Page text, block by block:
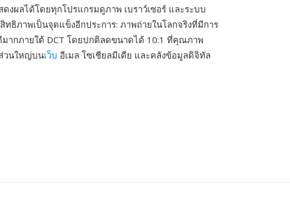
ผลได้โดยทุกโปรแกรมดูภาพ เบราว์เซอร์ และระบบ
ธิภาพเป็นจุดแข็งอีกประการ: ภาพถ่ายในโลกจริงที่มีการ
ากภายใต้ DCT โดยปกติลดขนาดได้ 10:1 ที่คุณภาพ
วนใหญ่บนเว็บ อีเมล โซเชียลมีเดีย และคลังข้อมูลดิจิทัล